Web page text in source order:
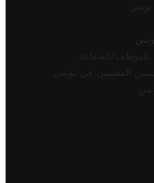
المتقاعد
المقيمين في تونس